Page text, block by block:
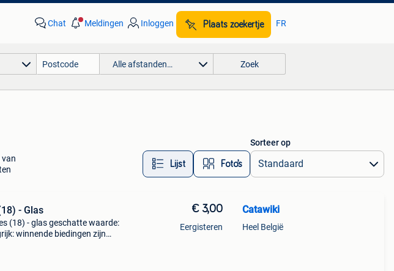
Chat Meldingen Inloggen Plaats zoekertje FR
Alle afstanden… Zoek
Lijst Foto’s
Sorteer op
- Glas
(18) - glas geschatte waarde:
winnende biedingen zijn
€ 3,00
Eergisteren
Catawiki
Heel België